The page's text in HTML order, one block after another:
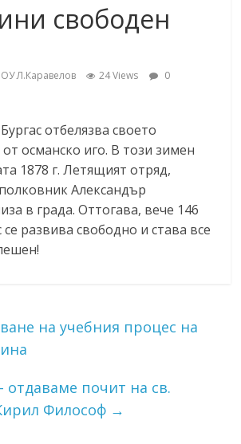
свободен
ОУ Л.Каравелов 24 Views
0
отбелязва своето
османско иго. В този зимен
1878 г. Летящият отряд,
Александър
в града. Оттогава, вече 146
развива свободно и става все
на учебния процес на
отдаваме почит на св.
Философ →